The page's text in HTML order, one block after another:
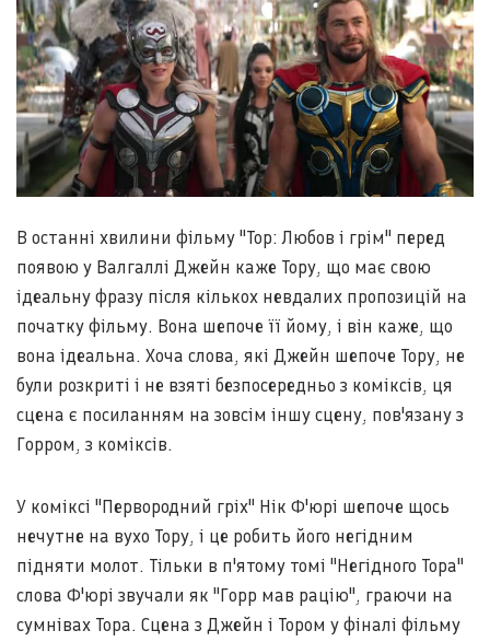
В останні хвилини фільму "Тор: Любов і грім" перед
появою у Валгаллі Джейн каже Тору, що має свою
ідеальну фразу після кількох невдалих пропозицій на
початку фільму. Вона шепоче її йому, і він каже, що
вона ідеальна. Хоча слова, які Джейн шепоче Тору, не
були розкриті і не взяті безпосередньо з коміксів, ця
сцена є посиланням на зовсім іншу сцену, пов'язану з
Горром, з коміксів.
У коміксі "Первородний гріх" Нік Ф'юрі шепоче щось
нечутне на вухо Тору, і це робить його негідним
підняти молот. Тільки в п'ятому томі "Негідного Тора"
слова Ф'юрі звучали як "Горр мав рацію", граючи на
сумнівах Тора. Сцена з Джейн і Тором у фіналі фільму